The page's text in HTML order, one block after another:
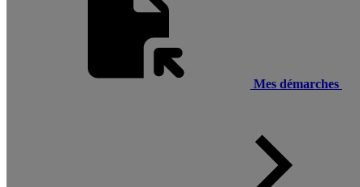
Mes démarches